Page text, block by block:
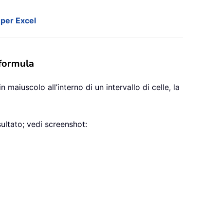
Excel
all’interno di un intervallo di celle, la
vedi screenshot: